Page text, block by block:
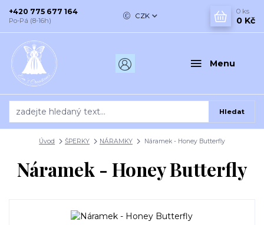
Menu
CZK
Hledat
+420 775 677 164
Po-Pá (8-16h)
0 ks
0 Kč
Úvod ŠPERKY NÁRAMKY Náramek - Honey Butterfly
Náramek - Honey Butterfly